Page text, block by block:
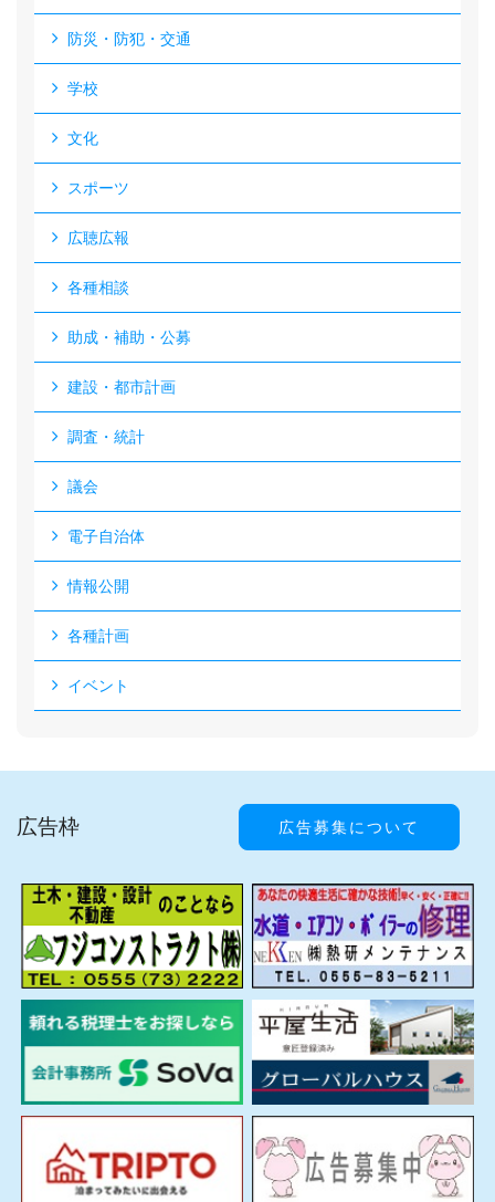
防災・防犯・交通
学校
文化
スポーツ
広聴広報
各種相談
助成・補助・公募
建設・都市計画
調査・統計
議会
電子自治体
情報公開
各種計画
イベント
広告枠 広告募集について